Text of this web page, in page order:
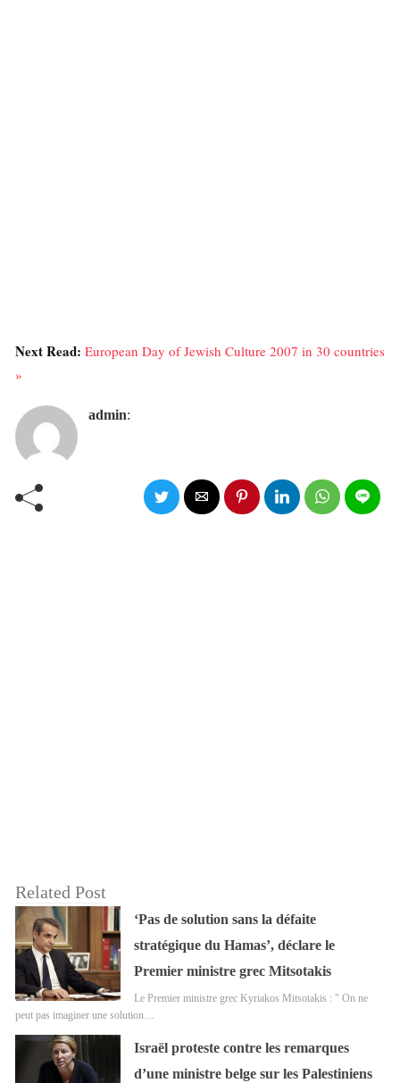
Next Read: European Day of Jewish Culture 2007 in 30 countries
»
admin:
Related Post
‘Pas de solution sans la défaite
stratégique du Hamas’, déclare le
Premier ministre grec Mitsotakis
Le Premier ministre grec Kyriakos Mitsotakis : " On ne
peut pas imaginer une solution…
Israël proteste contre les remarques
d’une ministre belge sur les Palestiniens